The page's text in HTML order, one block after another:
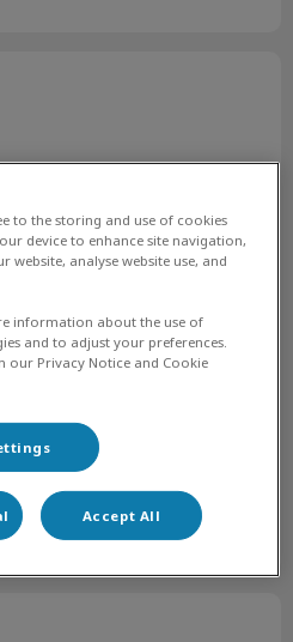
to the storing and use of cookies
device to enhance site navigation,
analyse website use, and
information about the use of
and to adjust your preferences.
our Privacy Notice and Cookie
Accept All